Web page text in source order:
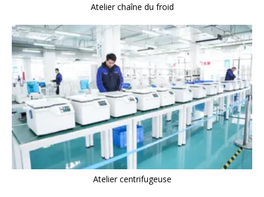
Atelier chaîne du froid
Atelier centrifugeuse